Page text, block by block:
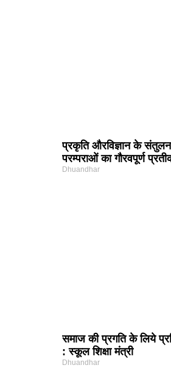
प्रकृति और‍विज्ञान के संतुलन
परम्पराओं का गौरवपूर्ण
Dhuandhar
समाज की प्रगति के लिये
: स्कूल शिक्षा मंत्री
Dhuandhar